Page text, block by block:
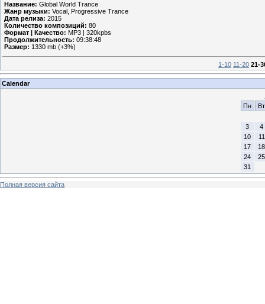
Название: Global World Trance
Жанр музыки: Vocal, Progressive Trance
Дата релиза: 2015
Количество композиций: 80
Формат | Качество: MP3 | 320kpbs
Продолжительность: 09:38:48
Размер: 1330 mb (+3%)
1-10 11-20 21-
Calendar
Пн
Вт
3
4
10
11
17
18
24
25
31
Полная версия сайта